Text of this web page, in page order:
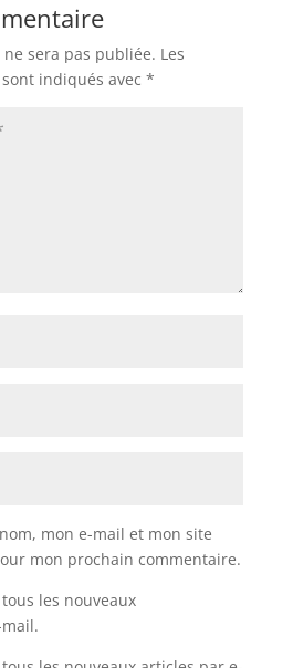
sera pas publiée. Les
indiqués avec *
mon e-mail et mon site
mon prochain commentaire.
les nouveaux